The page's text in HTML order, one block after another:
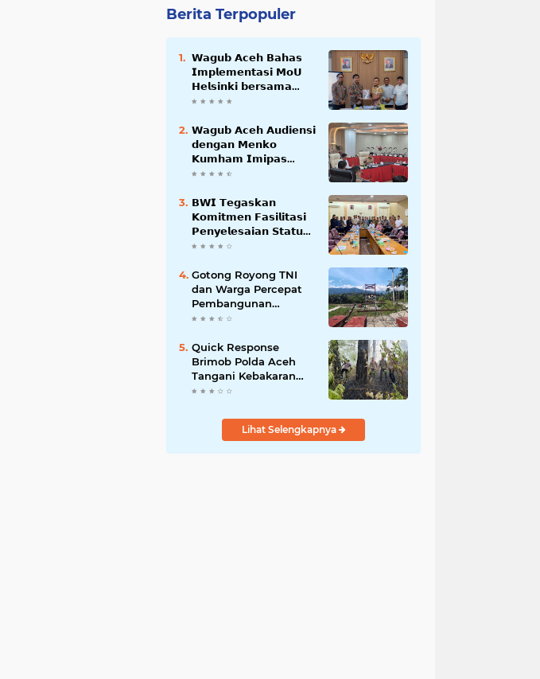
Berita Terpopuler
𝗪𝗮𝗴𝘂𝗯 𝗔𝗰𝗲𝗵 𝗕𝗮𝗵𝗮𝘀
𝗜𝗺𝗽𝗹𝗲𝗺𝗲𝗻𝘁𝗮𝘀𝗶 𝗠𝗼𝗨
𝗛𝗲𝗹𝘀𝗶𝗻𝗸𝗶 𝗯𝗲𝗿𝘀𝗮𝗺𝗮
𝗦𝗲𝗸𝗿𝗲𝘁𝗮𝗿𝗶𝗮𝘁 𝗡𝗲𝗴𝗮𝗿𝗮
𝗪𝗮𝗴𝘂𝗯 𝗔𝗰𝗲𝗵 𝗔𝘂𝗱𝗶𝗲𝗻𝘀𝗶
𝗱𝗲𝗻𝗴𝗮𝗻 𝗠𝗲𝗻𝗸𝗼
𝗞𝘂𝗺𝗵𝗮𝗺 𝗜𝗺𝗶𝗽𝗮𝘀
𝗧𝗲𝗿𝗸𝗮𝗶𝘁 𝗦𝘁𝗮𝘁𝘂𝘀 𝗪𝗮𝗸𝗮𝗳
𝗕𝗪𝗜 𝗧𝗲𝗴𝗮𝘀𝗸𝗮𝗻
𝗞𝗼𝗺𝗶𝘁𝗺𝗲𝗻 𝗙𝗮𝘀𝗶𝗹𝗶𝘁𝗮𝘀𝗶
𝗣𝗲𝗻𝘆𝗲𝗹𝗲𝘀𝗮𝗶𝗮𝗻 𝗦𝘁𝗮𝘁𝘂𝘀
𝗪𝗮𝗸𝗮𝗳 𝗕𝗹𝗮𝗻𝗴 𝗣𝗮𝗱𝗮𝗻𝗴
Gotong Royong TNI
dan Warga Percepat
Pembangunan
Jembatan Gantung
Aceh Tenggara
Quick Response
Brimob Polda Aceh
Tangani Kebakaran
Hutan di Lembah
Lihat Selengkapnya